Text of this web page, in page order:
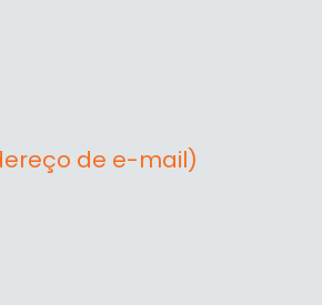
de e-mail)